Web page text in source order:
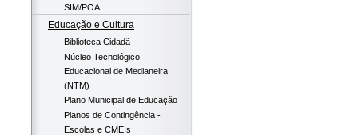
SIM/POA
Educação e Cultura
Biblioteca Cidadã
Núcleo Tecnológico
Educacional de Medianeira
(NTM)
Plano Municipal de Educação
Planos de Contingência -
Escolas e CMEIs